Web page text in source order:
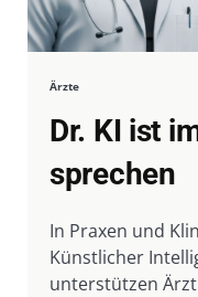
Ärzte
Dr. KI ist
sprechen
In Praxen und
Künstlicher
unterstützen